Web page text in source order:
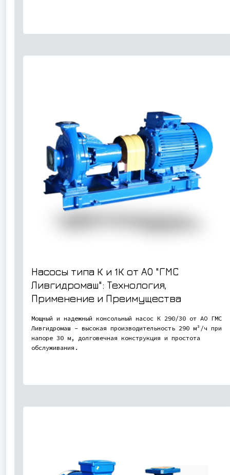
Насосы типа К и 1К от АО "ГМС
Ливгидромаш": Технология,
Применение и Преимущества
Мощный и надежный консольный насос К 290/30 от АО ГМС
Ливгидромаш - высокая производительность 290 м³/ч при
напоре 30 м, долговечная конструкция и простота
обслуживания.